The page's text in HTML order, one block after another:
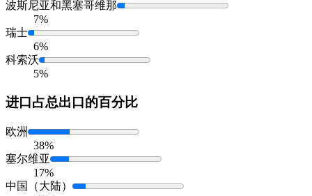
波斯尼亚和黑塞哥维那
7%
瑞士
6%
科索沃
5%
进口占总出口的百分比
欧洲
38%
塞尔维亚
17%
中国（大陆）